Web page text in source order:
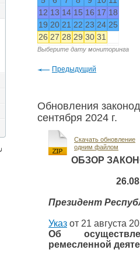
12 13 14 15 16 17 18
19 20 21 22 23 24 25
26 27 28 29 30 31
Выберите дату мониторинга
Предыдущий
Обновления
сентября 2024 г.
Скачать обновление
одним файлом
ОБЗОР
Президент
Указ от 21 августа
Об
ремесленной